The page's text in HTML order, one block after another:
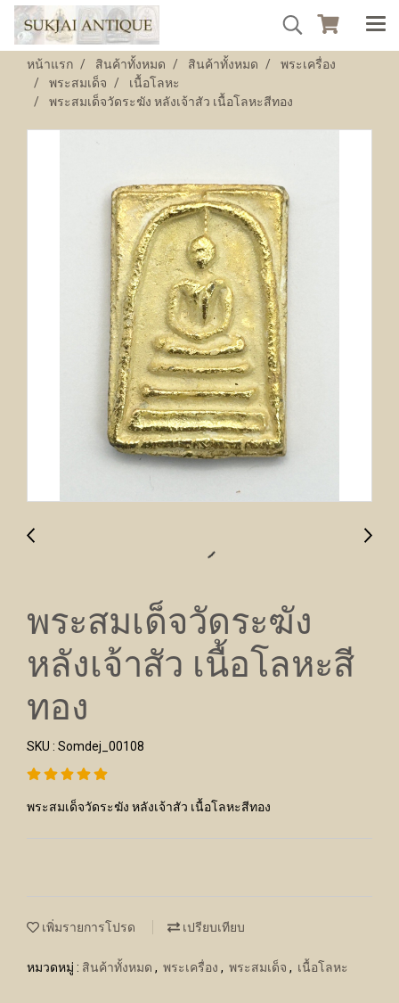
หน้าแรก สินค้าทั้งหมด สินค้าทั้งหมด
พระเครื่อง
พระสมเด็จ
เนื้อโลหะ
พระสมเด็จวัดระฆัง หลังเจ้าสัว เนื้อโลหะสีทอง
พระสมเด็จวัดระฆัง
หลังเจ้าสัว เนื้อโลหะสี
ทอง
SKU : Somdej_00108
พระสมเด็จวัดระฆัง หลังเจ้าสัว เนื้อโลหะสีทอง
เพิ่มรายการโปรด เปรียบเทียบ
หมวดหมู่ : สินค้าทั้งหมด , พระเครื่อง , พระสมเด็จ , เนื้อโลหะ